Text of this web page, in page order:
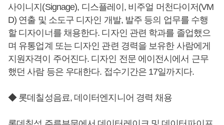
사이니지(Signage), 디스플레이, 비주얼 머천다이저(VM
D) 연출 및 소도구 디자인 개발, 발주 등의 업무를 수행
할 디자이너를 채용한다. 디자인 관련 학과를 졸업했으
며 유통업계 또는 디자인 관련 경력을 보유한 사람에게
지원자격이 주어진다. 디자인 전문 에이전시에서 근무
했던 사람 등은 우대한다. 접수기간은 17일까지다.
◆ 롯데칠성음료, 데이터엔지니어 경력 채용